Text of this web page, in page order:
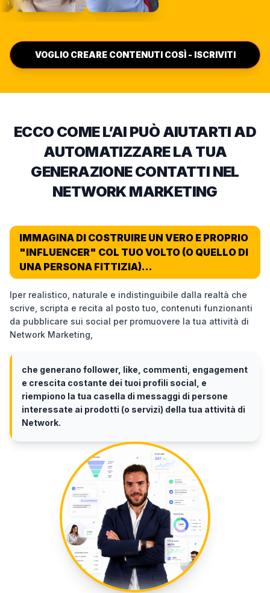
VOGLIO CREARE CONTENUTI COSÌ - ISCRIVITI
ECCO COME L’AI PUÒ AIUTARTI AD
AUTOMATIZZARE LA TUA
GENERAZIONE CONTATTI NEL
NETWORK MARKETING
IMMAGINA DI COSTRUIRE UN VERO E PROPRIO
"INFLUENCER" COL TUO VOLTO (O QUELLO DI
UNA PERSONA FITTIZIA)...
Iper realistico, naturale e indistinguibile dalla realtà che
scrive, scripta e recita al posto tuo, contenuti funzionanti
da pubblicare sui social per promuovere la tua attività di
Network Marketing,
che generano follower, like, commenti, engagement
e crescita costante dei tuoi profili social, e
riempiono la tua casella di messaggi di persone
interessate ai prodotti (o servizi) della tua attività di
Network.